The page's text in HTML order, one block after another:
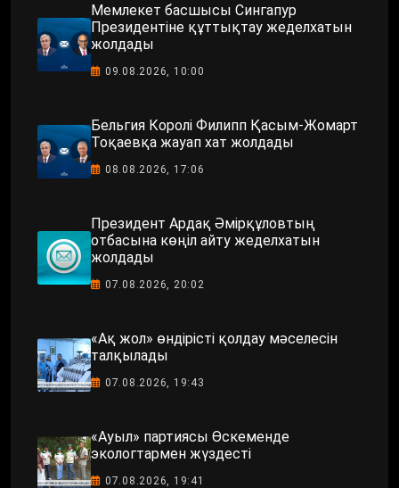
Мемлекет басшысы Сингапур
Президентіне құттықтау жеделхатын
жолдады
09.08.2026, 10:00
Бельгия Королі Филипп Қасым-Жомарт
Тоқаевқа жауап хат жолдады
08.08.2026, 17:06
Президент Ардақ Әмірқұловтың
отбасына көңіл айту жеделхатын
жолдады
07.08.2026, 20:02
«Ақ жол» өндірісті қолдау мәселесін
талқылады
07.08.2026, 19:43
«Ауыл» партиясы Өскеменде
экологтармен жүздесті
07.08.2026, 19:41